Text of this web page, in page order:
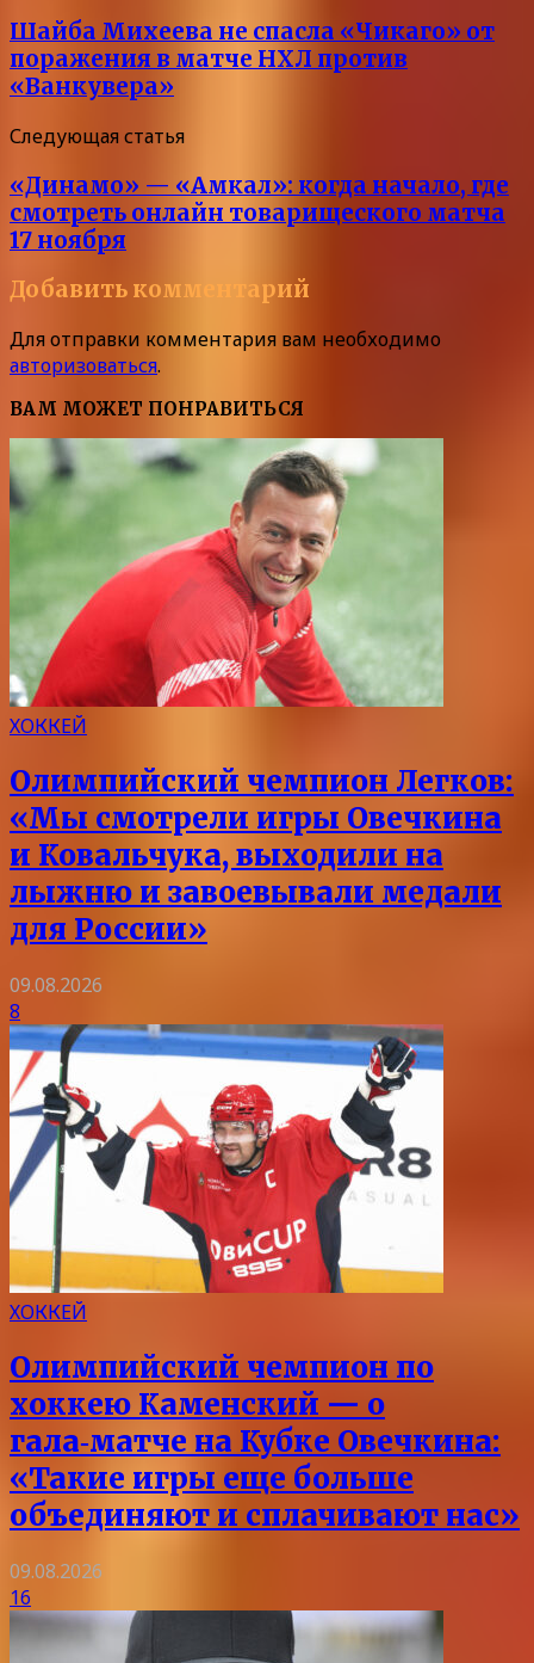
Шайба Михеева не спасла «Чикаго» от
поражения в матче НХЛ против
«Ванкувера»
Следующая статья
«Динамо» — «Амкал»: когда начало, где
смотреть онлайн товарищеского матча
17 ноября
Добавить комментарий
Для отправки комментария вам необходимо
авторизоваться.
ВАМ МОЖЕТ ПОНРАВИТЬСЯ
ХОККЕЙ
Олимпийский чемпион Легков:
«Мы смотрели игры Овечкина
и Ковальчука, выходили на
лыжню и завоевывали медали
для России»
09.08.2026
8
ХОККЕЙ
Олимпийский чемпион по
хоккею Каменский — о
гала‑матче на Кубке Овечкина:
«Такие игры еще больше
объединяют и сплачивают нас»
09.08.2026
16